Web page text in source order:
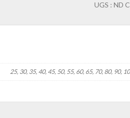
UGS : ND
25, 30, 35, 40, 45, 50, 55, 60, 65, 70, 80, 90,